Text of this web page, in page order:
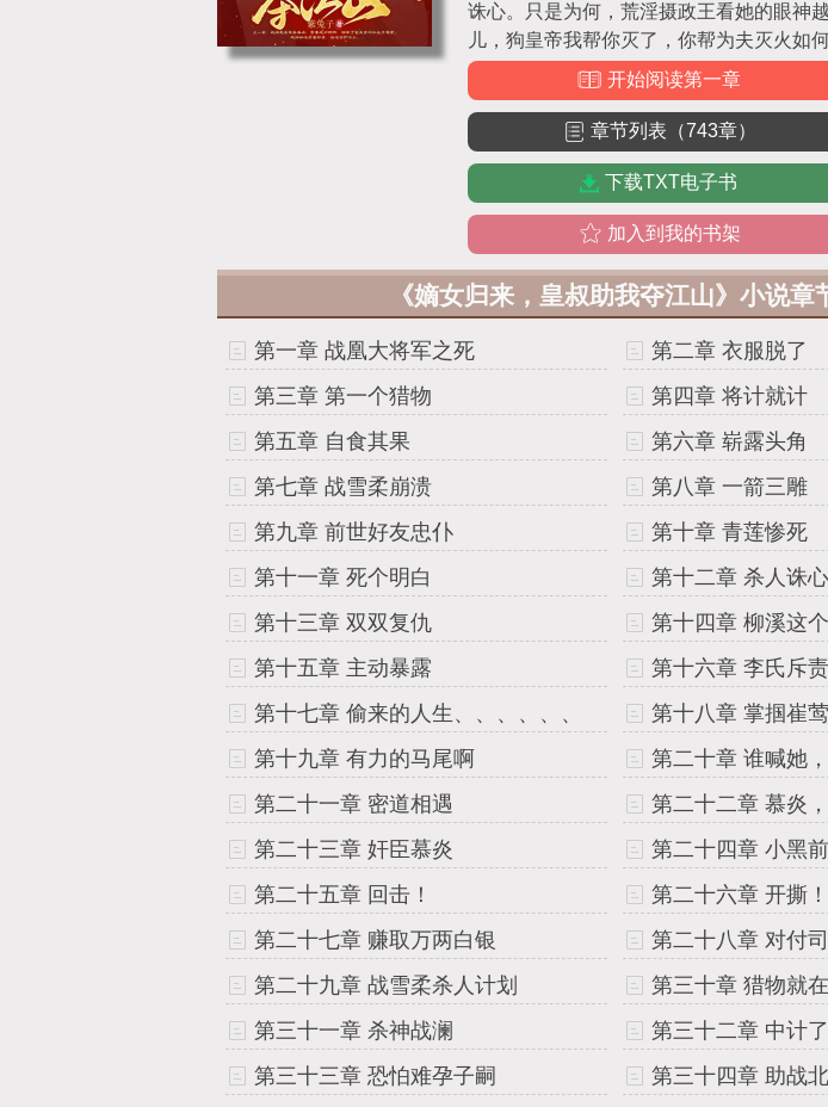
诛心。只是为何，荒淫摄政王看她的眼神
儿，狗皇帝我帮你灭了，你帮为夫灭火如
开始阅读第一章
章节列表（743章）
下载TXT电子书
加入到我的书架
《嫡女归来，皇叔助我夺江山》小说章
第一章 战凰大将军之死
第二章 衣服脱了
第三章 第一个猎物
第四章 将计就计
第五章 自食其果
第六章 崭露头角
第七章 战雪柔崩溃
第八章 一箭三雕
第九章 前世好友忠仆
第十章 青莲惨死
第十一章 死个明白
第十二章 杀人诛心
第十三章 双双复仇
第十四章 柳溪这
第十五章 主动暴露
第十六章 李氏斥责
第十七章 偷来的人生、、、、、、
第十八章 掌掴崔莺
第十九章 有力的马尾啊
第二十一章 密道相遇
第二十二章 慕炎
第二十三章 奸臣慕炎
第二十四章 小黑
第二十五章 回击！
第二十六章 开撕！
第二十七章 赚取万两白银
第二十八章 对付
第二十九章 战雪柔杀人计划
第三十章 猎物就
第三十一章 杀神战澜
第三十二章 中计
第三十三章 恐怕难孕子嗣
第三十四章 助战